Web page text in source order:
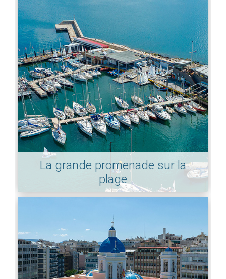
La grande promenade sur la
plage